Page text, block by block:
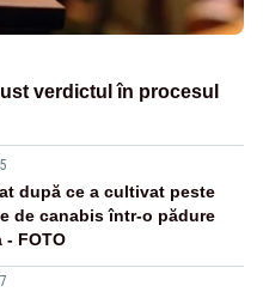
verdictul în procesul
după ce a cultivat peste
de canabis într-o pădure
- FOTO